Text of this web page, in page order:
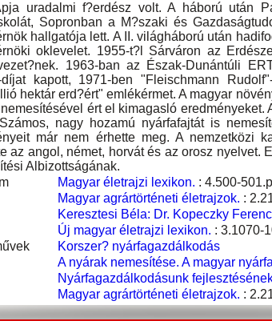
f?erdész volt. A háború után
Sopronban a M?szaki és
hallgatója lett. A II. világháború után
oklevelet. 1955-t?l Sárváron az
1963-ban az Észak-Dunántúli
díjat kapott, 1971-ben "Fleischmann
hektár erd?ért" emlékérmet. A magyar
ért el kimagasló
nagy hozamú nyárfafajtát is
már nem érhette meg. A nemzetközi
az angol, német, horvát és az orosz nyelvet.
Albizottságának.
Magyar életrajzi lexikon. : 4.500-
Magyar agrártörténeti életrajzok. :
Keresztesi Béla: Dr. Kopeczky Ferenc
Új magyar életrajzi lexikon. : 3.1070-
Korszer? nyárfagazdálkodás
A nyárak nemesítése. A magyar
Nyárfagazdálkodásunk
Magyar agrártörténeti életrajzok. :